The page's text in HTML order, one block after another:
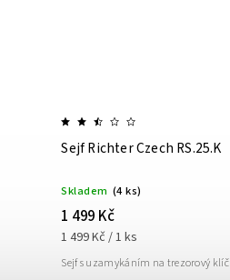
Sejf Richter Czech RS.25.K
Skladem (4 ks)
1 499 Kč
1 499 Kč / 1 ks
Sejf s uzamykáním na trezorový klíč